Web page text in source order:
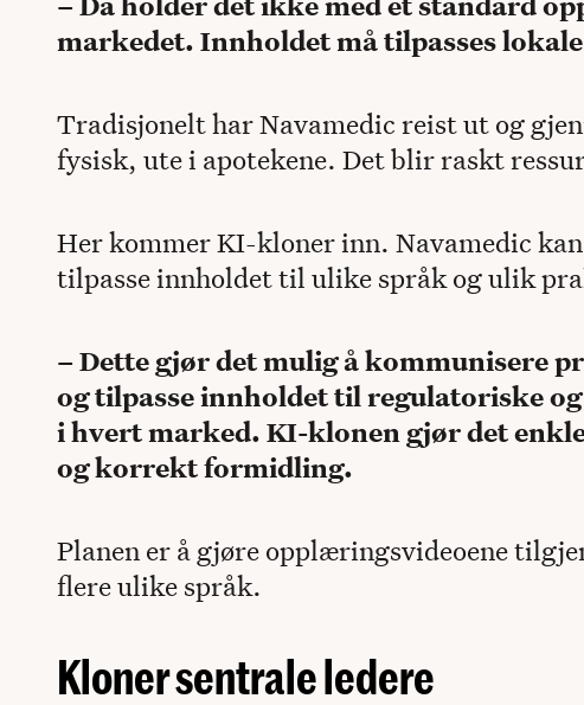
markedet. Innholdet må tilpasses
Tradisjonelt har Navamedic reist ut og
fysisk, ute i apotekene. Det blir raskt
Her kommer KI-kloner inn. Navamedic
tilpasse innholdet til ulike språk og ulik
– Dette gjør det mulig å kommunisere
og tilpasse innholdet til regulatoriske
i hvert marked. KI-klonen gjør det
og korrekt formidling.
Planen er å gjøre opplæringsvideoene
flere ulike språk.
Kloner sentrale ledere